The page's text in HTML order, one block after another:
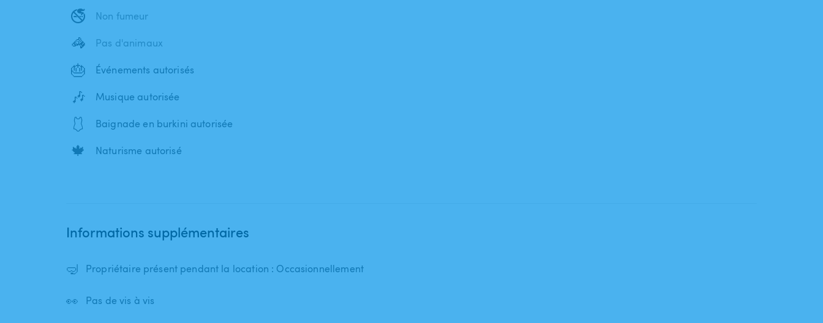
🚭 Non fumeur
🦓 Pas d'animaux
🎂 Événements autorisés
🎶 Musique autorisée
🩱 Baignade en burkini autorisée
🍁 Naturisme autorisé
Informations supplémentaires
🤿 Propriétaire présent pendant la location : Occasionnellement
👀 Pas de vis à vis